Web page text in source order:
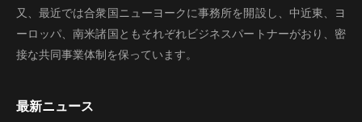
又、最近では合衆国ニューヨークに事務所を開設し、中近東、ヨ
ーロッパ、南米諸国ともそれぞれビジネスパートナーがおり、密
接な共同事業体制を保っています。
最新ニュース